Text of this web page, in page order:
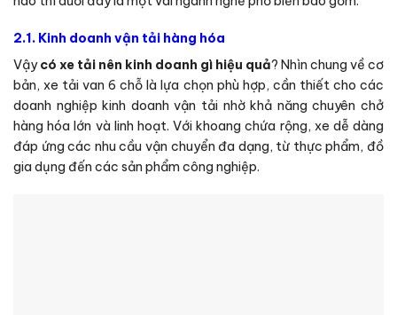
2.1. Kinh doanh vận tải hàng hóa
Vậycó xe tải nên kinh doanh gì hiệu quả? Nhìn chung về cơ
bản, xe tải van 6 chỗ là lựa chọn phù hợp, cần thiết cho các
doanh nghiệp kinh doanh vận tải nhờ khả năng chuyên chở
hàng hóa lớn và linh hoạt. Với khoang chứa rộng, xe dễ dàng
đáp ứng các nhu cầu vận chuyển đa dạng, từ thực phẩm, đồ
gia dụng đến các sản phẩm công nghiệp.